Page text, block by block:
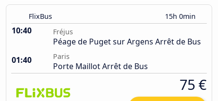
FlixBus 15h 0min
10:40 Fréjus
Péage de Puget sur Argens Arrêt de Bus
01:40
Paris
Porte Maillot Arrêt de Bus
75 €